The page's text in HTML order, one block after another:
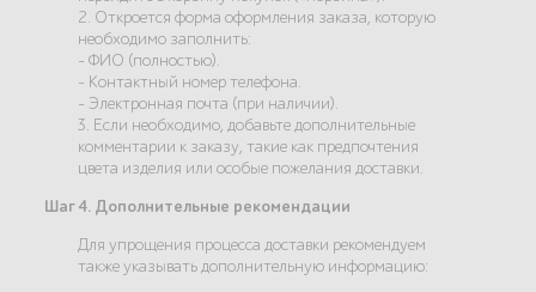
2. Откроется форма оформления заказа, которую
необходимо заполнить:
- ФИО (полностью).
- Контактный номер телефона.
- Электронная почта (при наличии).
3. Если необходимо, добавьте дополнительные
комментарии к заказу, такие как предпочтения
цвета изделия или особые пожелания доставки.
Шаг 4. Дополнительные рекомендации
Для упрощения процесса доставки рекомендуем
также указывать дополнительную информацию: